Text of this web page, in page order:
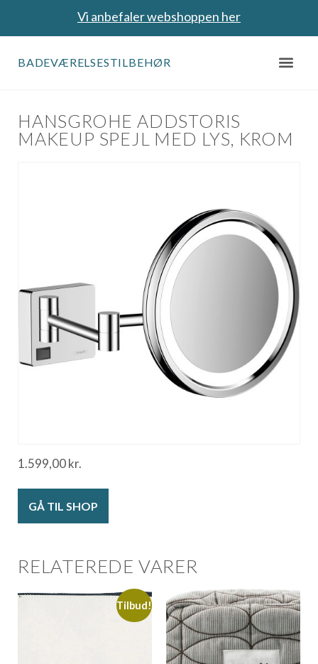
Vi anbefaler webshoppen her
BADEVÆRELSESTILBEHØR
HANSGROHE ADDSTORIS
MAKEUP SPEJL MED LYS, KROM
1.599,00kr.
GÅ TIL SHOP
RELATEREDE VARER
Tilbud!